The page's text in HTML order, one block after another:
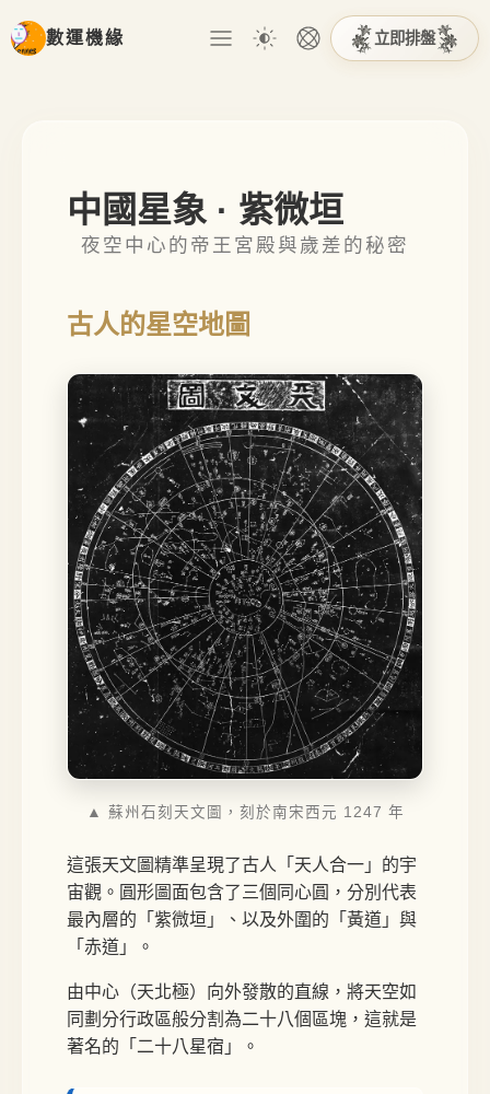
數運機緣 立即排盤
中國星象 · 紫微垣
夜空中心的帝王宮殿與歲差的秘密
古人的星空地圖
▲ 蘇州石刻天文圖，刻於南宋西元 1247 年
這張天文圖精準呈現了古人「天人合一」的宇
宙觀。圓形圖面包含了三個同心圓，分別代表
最內層的「紫微垣」、以及外圍的「黃道」與
「赤道」。
由中心（天北極）向外發散的直線，將天空如
同劃分行政區般分割為二十八個區塊，這就是
著名的「二十八星宿」。